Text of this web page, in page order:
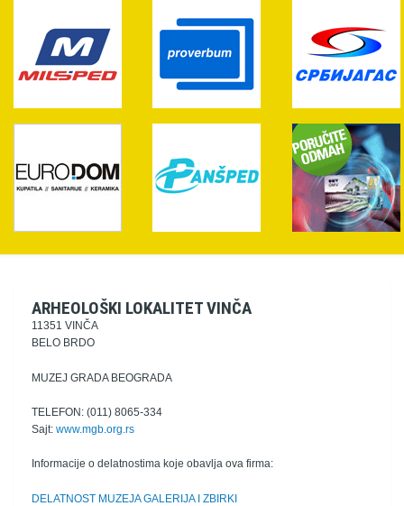
ARHEOLOŠKI LOKALITET VINČA
11351 VINČA
BELO BRDO
MUZEJ GRADA BEOGRADA
TELEFON: (011) 8065-334
Sajt: www.mgb.org.rs
Informacije o delatnostima koje obavlja ova firma:
DELATNOST MUZEJA GALERIJA I ZBIRKI